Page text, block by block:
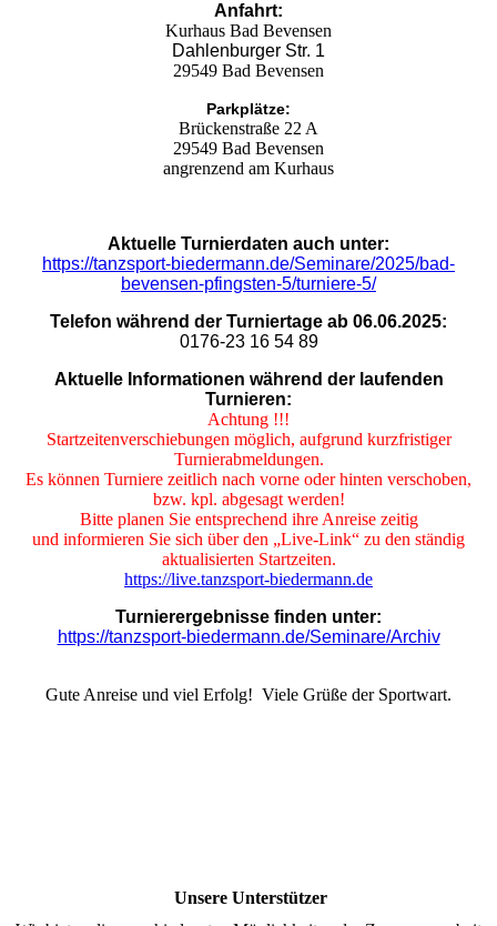
Anfahrt:
Kurhaus Bad Bevensen
Dahlenburger Str. 1
29549 Bad Bevensen
Parkplätze:
Brückenstraße 22 A
29549 Bad Bevensen
angrenzend am Kurhaus
Aktuelle Turnierdaten auch unter:
https://tanzsport-biedermann.de/Seminare/2025/bad-
bevensen-pfingsten-5/turniere-5/
Telefon während der Turniertage ab 06.06.2025:
0176-23 16 54 89
Aktuelle Informationen während der laufenden
Turnieren:
Achtung !!!
Startzeitenverschiebungen möglich, aufgrund kurzfristiger
Turnierabmeldungen.
Es können Turniere zeitlich nach vorne oder hinten verschoben,
bzw. kpl. abgesagt werden!
Bitte planen Sie entsprechend ihre Anreise zeitig
und informieren Sie sich über den „Live-Link“ zu den ständig
aktualisierten Startzeiten.
https://live.tanzsport-biedermann.de
Turnierergebnisse finden unter:
https://tanzsport-biedermann.de/Seminare/Archiv
Gute Anreise und viel Erfolg! Viele Grüße der Sportwart.
Unsere Unterstützer